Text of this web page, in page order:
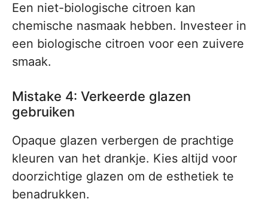
Een niet-biologische citroen kan
chemische nasmaak hebben. Investeer in
een biologische citroen voor een zuivere
smaak.
Mistake 4: Verkeerde glazen
gebruiken
Opaque glazen verbergen de prachtige
kleuren van het drankje. Kies altijd voor
doorzichtige glazen om de esthetiek te
benadrukken.